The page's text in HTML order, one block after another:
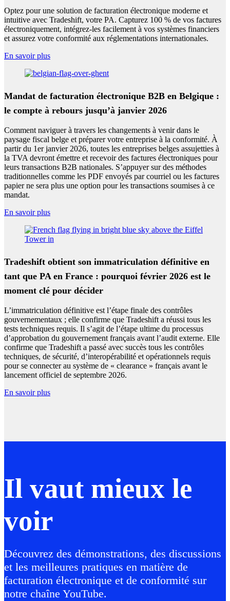
Optez pour une solution de facturation électronique moderne et
intuitive avec Tradeshift, votre PA. Capturez 100 % de vos factures
électroniquement, intégrez-les facilement à vos systèmes financiers
et assurez votre conformité aux réglementations internationales.
En savoir plus
Mandat de facturation électronique B2B en Belgique :
le compte à rebours jusqu’à janvier 2026
Comment naviguer à travers les changements à venir dans le
paysage fiscal belge et préparer votre entreprise à la conformité. À
partir du 1er janvier 2026, toutes les entreprises belges assujetties à
la TVA devront émettre et recevoir des factures électroniques pour
leurs transactions B2B nationales. S’appuyer sur des méthodes
traditionnelles comme les PDF envoyés par courriel ou les factures
papier ne sera plus une option pour les transactions soumises à ce
mandat.
En savoir plus
Tradeshift obtient son immatriculation définitive en
tant que PA en France : pourquoi février 2026 est le
moment clé pour décider
L’immatriculation définitive est l’étape finale des contrôles
gouvernementaux ; elle confirme que Tradeshift a réussi tous les
tests techniques requis. Il s’agit de l’étape ultime du processus
d’approbation du gouvernement français avant l’audit externe. Elle
confirme que Tradeshift a passé avec succès tous les contrôles
techniques, de sécurité, d’interopérabilité et opérationnels requis
pour se connecter au système de « clearance » français avant le
lancement officiel de septembre 2026.
En savoir plus
Il vaut mieux le
voir
Découvrez des démonstrations, des discussions
et les meilleures pratiques en matière de
facturation électronique et de conformité sur
notre chaîne YouTube.